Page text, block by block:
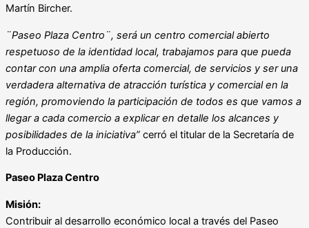
Martín Bircher.
¨Paseo Plaza Centro¨, será un centro comercial abierto
respetuoso de la identidad local, trabajamos para que pueda
contar con una amplia oferta comercial, de servicios y ser una
verdadera alternativa de atracción turística y comercial en la
región, promoviendo la participación de todos es que vamos a
llegar a cada comercio a explicar en detalle los alcances y
posibilidades de la iniciativa” cerró el titular de la Secretaría de
la Producción.
Paseo Plaza Centro
Misión:
Contribuir al desarrollo económico local a través del Paseo